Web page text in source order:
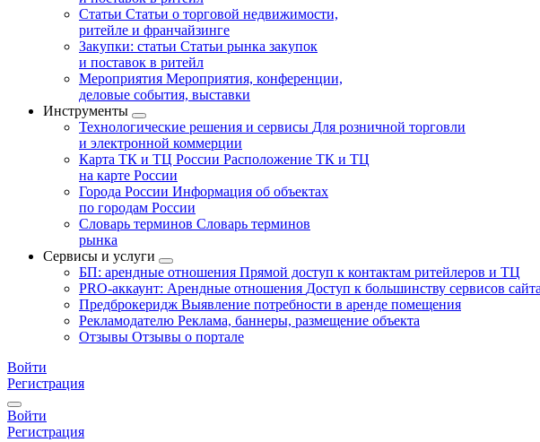
Статьи Статьи о торговой недвижимости,
ритейле и франчайзинге
Закупки: статьи Статьи рынка закупок
и поставок в ритейл
Мероприятия Мероприятия, конференции,
деловые события, выставки
Инструменты
Технологические решения и сервисы Для розничной торговли
и электронной коммерции
Карта ТК и ТЦ России Расположение ТК и ТЦ
на карте России
Города России Информация об объектах
по городам России
Словарь терминов Словарь терминов
рынка
Сервисы и услуги
БП: арендные отношения Прямой доступ к контактам ритейлеров и ТЦ
PRO-аккаунт: Арендные отношения Доступ к большинству сервисов сайта
Предброкеридж Выявление потребности в аренде помещения
Рекламодателю Реклама, баннеры, размещение объекта
Отзывы Отзывы о портале
Войти
Регистрация
Войти
Регистрация